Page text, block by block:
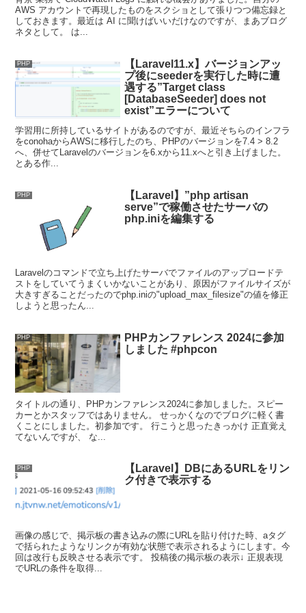
AWS アカウントで再現したものをスクショとして張りつつ備忘録と
しておきます。最近は AI に聞けばいいだけなのですが、まあブログ
ネタとして。 は...
PHP
【Laravel11.x】バージョンアッ
プ後にseederを実行した時に遭
遇する”Target class
[DatabaseSeeder] does not
exist”エラーについて
学習用に所持しているサイトがあるのですが、最近そちらのインフラ
をconohaからAWSに移行したのち、PHPのバージョンを7.4 > 8.2
へ、併せてLaravelのバージョンを6.xから11.xへと引き上げました。
とある作...
PHP
【Laravel】”php artisan
serve”で稼働させたサーバの
php.iniを編集する
Laravelのコマンドで立ち上げたサーバでファイルのアップロードテ
ストをしていてうまくいかないことがあり、原因がファイルサイズが
大きすぎることだったのでphp.iniの"upload_max_filesize"の値を修正
しようと思ったん...
PHP
PHPカンファレンス 2024に参加
しました #phpcon
タイトルの通り、PHPカンファレンス2024に参加しました。スピー
カーとかスタッフではありません。 せっかくなのでブログに軽く書
くことにしました。初参加です。 行こうと思ったきっかけ 正直覚え
てないんですが、 な...
PHP
【Laravel】DBにあるURLをリン
ク付きで表示する
画像の感じで、掲示板の書き込みの際にURLを貼り付けた時、aタグ
で括られたようなリンクが有効な状態で表示されるようにします。今
回は改行も反映させる表示です。 投稿後の掲示板の表示↓ 正規表現
でURLの条件を取得...